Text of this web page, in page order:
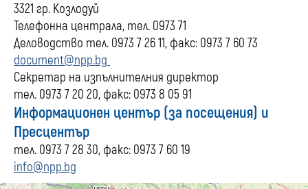
3321 гр. Козлодуй
Телефонна централа, тел. 0973 71
Деловодство тел. 0973 7 26 11, факс: 0973 7 60 73
document@npp.bg
Секретар на изпълнителния директор
тел. 0973 7 20 20, факс: 0973 8 05 91
Информационен център (за посещения) и
Пресцентър
тел. 0973 7 28 30, факс: 0973 7 60 19
info@npp.bg